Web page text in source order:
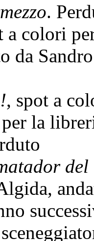
.
a colori
da
, spot a
la